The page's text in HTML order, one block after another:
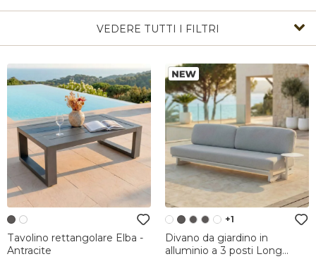
VEDERE TUTTI I FILTRI
Tavolino rettangolare Elba -
Antracite
+1
Divano da giardino in
alluminio a 3 posti Long